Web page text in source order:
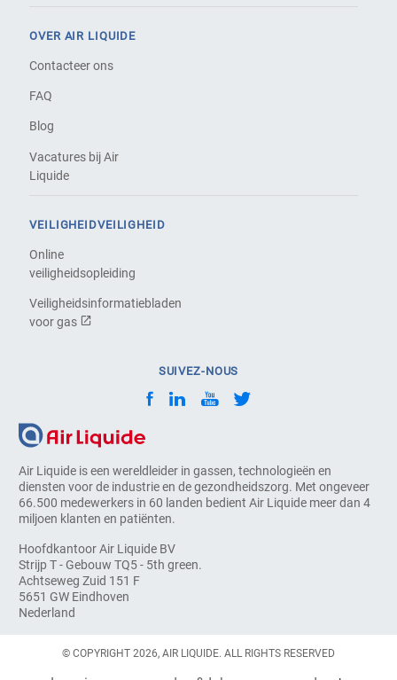
Air Liquide is een wereldleider in gassen, technologieën en
diensten voor de industrie en de gezondheidszorg. Met ongeveer
66.500 medewerkers in 60 landen bedient Air Liquide meer dan 4
miljoen klanten en patiënten.
Hoofdkantoor Air Liquide BV
Strijp T - Gebouw TQ5 - 5th green.
Achtseweg Zuid 151 F
5651 GW Eindhoven
Nederland
OVER AIR LIQUIDE
Contacteer ons
FAQ
Blog
Vacatures bij Air
Liquide
VEILIGHEIDVEILIGHEID
Online
veiligheidsopleiding
Veiligheidsinformatiebladen
voor gas
SUIVEZ-NOUS
© COPYRIGHT 2026, AIR LIQUIDE. ALL RIGHTS RESERVED